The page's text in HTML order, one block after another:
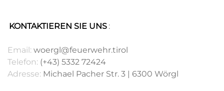
KONTAKTIEREN SIE UNS :
Email: woergl@feuerwehr.tirol
Telefon: (+43) 5332 72424
Adresse: Michael Pacher Str. 3 | 6300 Wörgl